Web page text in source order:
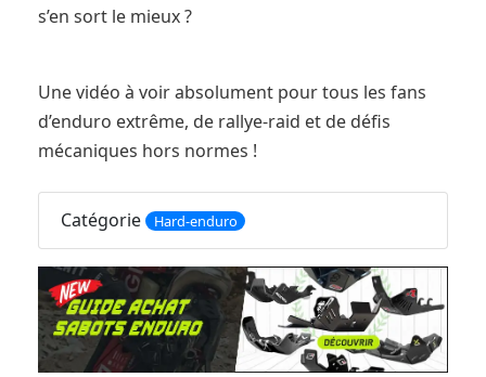
s’en sort le mieux ?
Une vidéo à voir absolument pour tous les fans
d’enduro extrême, de rallye-raid et de défis
mécaniques hors normes !
Catégorie Hard-enduro